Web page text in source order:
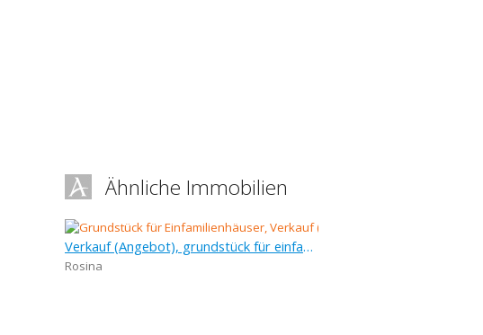
Ähnliche Immobilien
Verkauf (Angebot), grundstück für einfamilienhäuser, 1 392 m
Rosina